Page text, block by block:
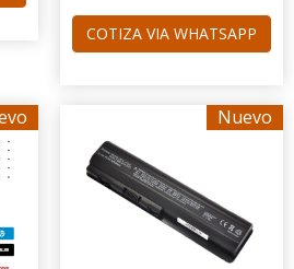
COTIZA VIA WHATSAPP
Nuevo